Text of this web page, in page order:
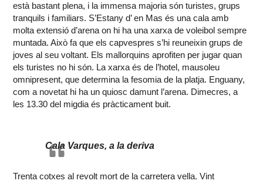
està bastant plena, i la immensa majoria són turistes, grups
tranquils i familiars. S’Estany d’ en Mas és una cala amb
molta extensió d’arena on hi ha una xarxa de voleibol sempre
muntada. Això fa que els capvespres s’hi reuneixin grups de
joves al seu voltant. Els mallorquins aprofiten per jugar quan
els turistes no hi són. La xarxa és de l’hotel, mausoleu
omnipresent, que determina la fesomia de la platja. Enguany,
com a novetat hi ha un quiosc damunt l’arena. Dimecres, a
les 13.30 del migdia és pràcticament buit.
Cala Varques, a la deriva
Trenta cotxes al revolt mort de la carretera vella. Vint